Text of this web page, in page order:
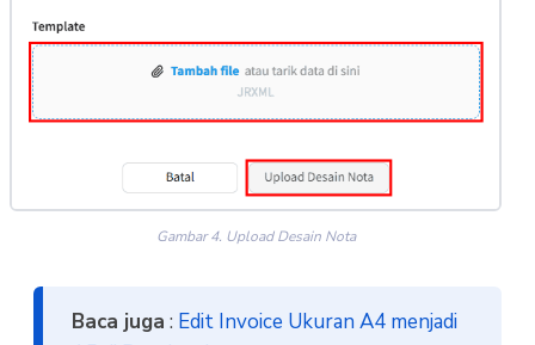
Gambar 4. Upload Desain Nota
Baca juga : Edit Invoice Ukuran A4 menjadi